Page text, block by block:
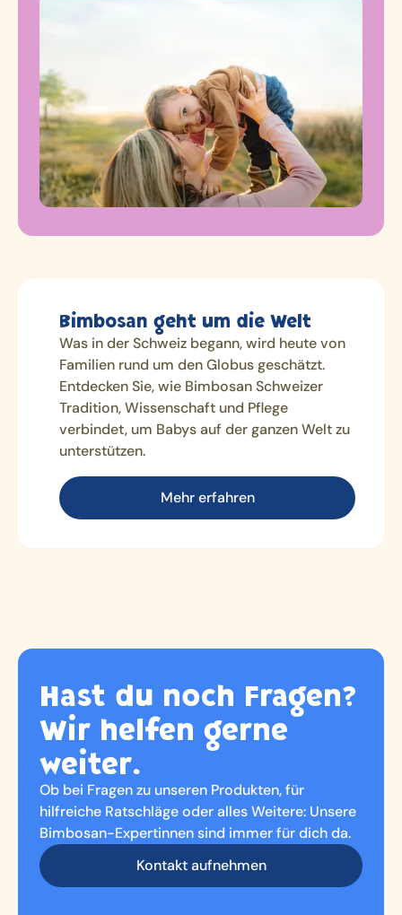
Bimbosan geht um die Welt
Was in der Schweiz begann, wird heute von
Familien rund um den Globus geschätzt.
Entdecken Sie, wie Bimbosan Schweizer
Tradition, Wissenschaft und Pflege
verbindet, um Babys auf der ganzen Welt zu
unterstützen.
Mehr erfahren
Hast du noch Fragen?
Wir helfen gerne
weiter.
Ob bei Fragen zu unseren Produkten, für
hilfreiche Ratschläge oder alles Weitere: Unsere
Bimbosan-Expertinnen sind immer für dich da.
Kontakt aufnehmen